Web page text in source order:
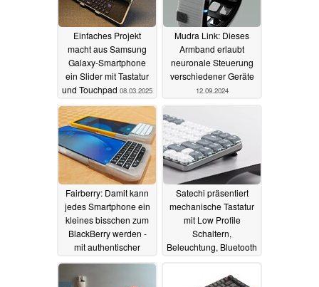
Einfaches Projekt
macht aus Samsung
Galaxy-Smartphone
ein Slider mit Tastatur
und Touchpad 08.03.2025
Mudra Link: Dieses
Armband erlaubt
neuronale Steuerung
verschiedener Geräte
12.09.2024
Fairberry: Damit kann
jedes Smartphone ein
kleines bisschen zum
BlackBerry werden -
mit authentischer
Tastatur26.03.2024
Satechi präsentiert
mechanische Tastatur
mit Low Profile
Schaltern,
Beleuchtung, Bluetooth